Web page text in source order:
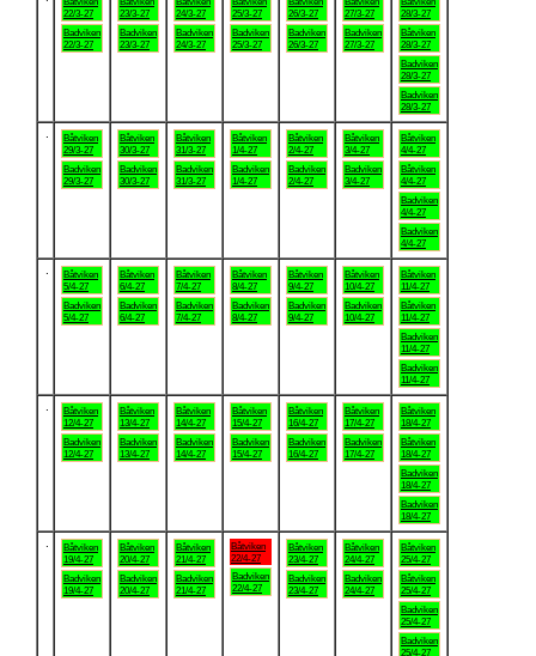
22/3-27
Badviken
22/3-27
23/3-27
Badviken
23/3-27
24/3-27
Badviken
24/3-27
25/3-27
Badviken
25/3-27
26/3-27
Badviken
26/3-27
27/3-27
Badviken
27/3-27
28/3-27
Båtviken
28/3-27
Badviken
28/3-27
Badviken
28/3-27
Båtviken
29/3-27
Badviken
29/3-27
Båtviken
30/3-27
Badviken
30/3-27
Båtviken
31/3-27
Badviken
31/3-27
Båtviken
1/4-27
Badviken
1/4-27
Båtviken
2/4-27
Badviken
2/4-27
Båtviken
3/4-27
Badviken
3/4-27
Båtviken
4/4-27
Båtviken
4/4-27
Badviken
4/4-27
Badviken
4/4-27
Båtviken
5/4-27
Badviken
5/4-27
Båtviken
6/4-27
Badviken
6/4-27
Båtviken
7/4-27
Badviken
7/4-27
Båtviken
8/4-27
Badviken
8/4-27
Båtviken
9/4-27
Badviken
9/4-27
Båtviken
10/4-27
Badviken
10/4-27
Båtviken
11/4-27
Båtviken
11/4-27
Badviken
11/4-27
Badviken
11/4-27
Båtviken
12/4-27
Badviken
12/4-27
Båtviken
13/4-27
Badviken
13/4-27
Båtviken
14/4-27
Badviken
14/4-27
Båtviken
15/4-27
Badviken
15/4-27
Båtviken
16/4-27
Badviken
16/4-27
Båtviken
17/4-27
Badviken
17/4-27
Båtviken
18/4-27
Båtviken
18/4-27
Badviken
18/4-27
Badviken
18/4-27
Båtviken
19/4-27
Badviken
19/4-27
Båtviken
20/4-27
Badviken
20/4-27
Båtviken
21/4-27
Badviken
21/4-27
Båtviken
22/4-27
Badviken
22/4-27
Båtviken
23/4-27
Badviken
23/4-27
Båtviken
24/4-27
Badviken
24/4-27
Båtviken
25/4-27
Båtviken
25/4-27
Badviken
25/4-27
Badviken
25/4-27